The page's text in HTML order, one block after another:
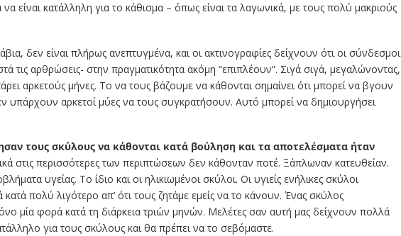
είναι κατάλληλη για το κάθισμα – όπως είναι τα λαγωνικά, με τους πολύ μακριούς
δεν είναι πλήρως ανεπτυγμένα, και οι ακτινογραφίες δείχνουν ότι οι σύνδεσμοι
τις αρθρώσεις- στην πραγματικότητα ακόμη “επιπλέουν”. Σιγά σιγά, μεγαλώνοντας,
αρκετούς μήνες. Το να τους βάζουμε να κάθονται σημαίνει ότι μπορεί να βγουν
υπάρχουν αρκετοί μύες να τους συγκρατήσουν. Αυτό μπορεί να δημιουργήσει
τους σκύλους να κάθονται κατά βούληση και τα αποτελέσματα ήταν
στις περισσότερες των περιπτώσεων δεν κάθονταν ποτέ. Ξάπλωναν κατευθείαν.
υγείας. Το ίδιο και οι ηλικιωμένοι σκύλοι. Οι υγιείς ενήλικες σκύλοι
πολύ λιγότερο απ’ ότι τους ζητάμε εμείς να το κάνουν. Ένας σκύλος
μία φορά κατά τη διάρκεια τριών μηνών. Μελέτες σαν αυτή μας δείχνουν πολλά
για τους σκύλους και θα πρέπει να το σεβόμαστε.